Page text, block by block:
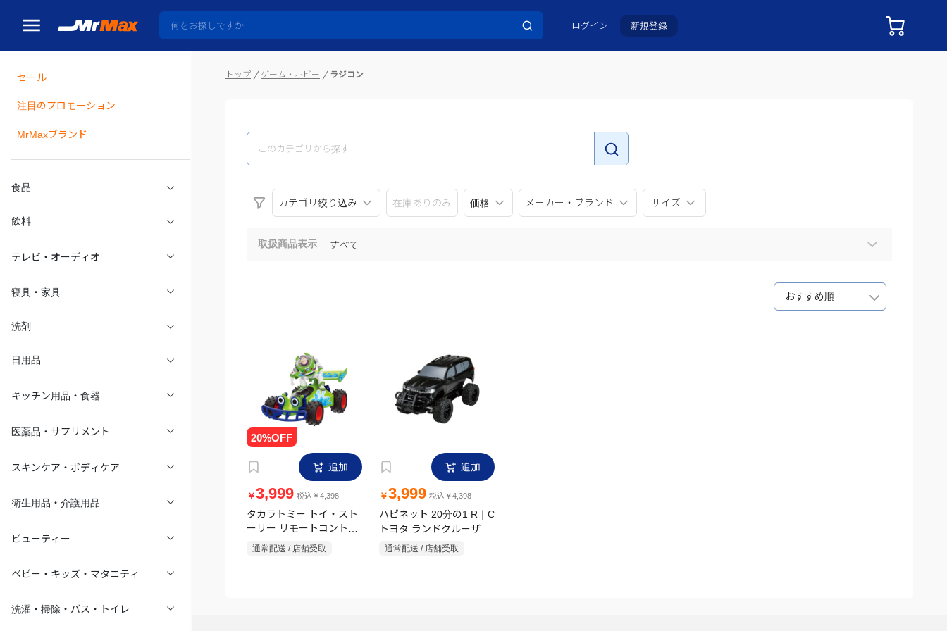
ログイン 新規登録
セール
注目のプロモーション
MrMaxブランド
食品
飲料
テレビ・オーディオ
寝具・家具
洗剤
日用品
キッチン用品・食器
医薬品・サプリメント
スキンケア・ボディケア
衛生用品・介護用品
ビューティー
ベビー・キッズ・マタニティ
洗濯・掃除・バス・トイレ
トップ ゲーム・ホビー ラジコン
カテゴリ絞り込み 在庫ありのみ 価格 メーカー・ブランド サイズ
取扱商品表示 すべて
おすすめ順
追加
￥3,999 税込￥4,398
タカラトミー トイ・スト
ーリー リモートコントロ
ールビークル バズ・ライ
トイヤー&RC
通常配送 / 店舗受取
追加
￥3,999 税込￥4,398
ハピネット 20分の1 R｜C
トヨタ ランドクルーザー
通常配送 / 店舗受取